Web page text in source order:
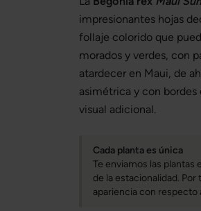
impresionantes hojas
follaje colorido que
morados y verdes, con
atardecer en Maui, de
asimétrica y con bordes
visual adicional.
Cada planta es única
Te enviamos las
de la estacionalidad.
apariencia con respecto